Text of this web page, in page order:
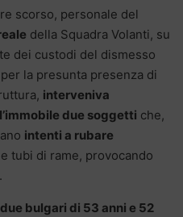
scorso, personale del
della Squadra Volanti, su
dei custodi del dismesso
la presunta presenza di
interveniva
due soggetti che,
intenti a rubare
tubi di rame, provocando
bulgari di 53 anni e 52